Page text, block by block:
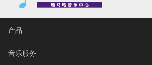
产品
音乐服务